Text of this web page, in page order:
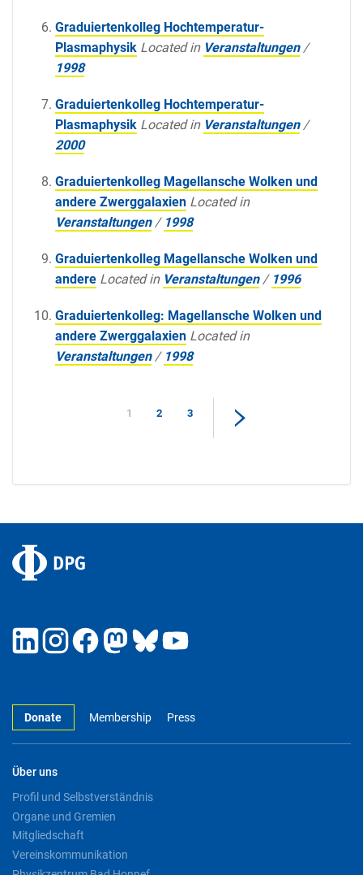
Graduiertenkolleg Hochtemperatur-
Plasmaphysik Located in Veranstaltungen /
1998
Graduiertenkolleg Hochtemperatur-
Plasmaphysik Located in Veranstaltungen /
2000
Graduiertenkolleg Magellansche Wolken und
andere Zwerggalaxien Located in
Veranstaltungen / 1998
Graduiertenkolleg Magellansche Wolken und
andere Located in Veranstaltungen / 1996
Graduiertenkolleg: Magellansche Wolken und
andere Zwerggalaxien Located in
Veranstaltungen / 1998
1 2 3
Donate Membership Press
Über uns
Profil und Selbstverständnis
Organe und Gremien
Mitgliedschaft
Vereinskommunikation